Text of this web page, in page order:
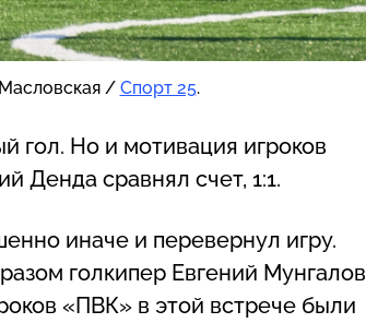
/ Спорт 25.
гол. Но и мотивация игроков
Денда сравнял счет, 1:1.
иначе и перевернул игру.
голкипер Евгений Мунгалов
«ПВК» в этой встрече были